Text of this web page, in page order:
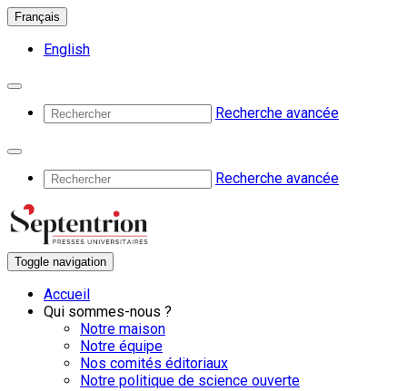
Français
English
Recherche avancée
Recherche avancée
Toggle navigation
Accueil
Qui sommes-nous ?
Notre maison
Notre équipe
Nos comités éditoriaux
Notre politique de science ouverte